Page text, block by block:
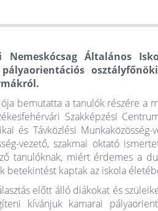
Nemeskócsag Általános
bemutatta a tanulók részére a
Szakképzési
és Távközlési
vezető, szakmai oktató
tanulóknak, miért érdemes a
betekintést kaptak az iskola
előtt álló diákokat és
kívánjuk kamarai